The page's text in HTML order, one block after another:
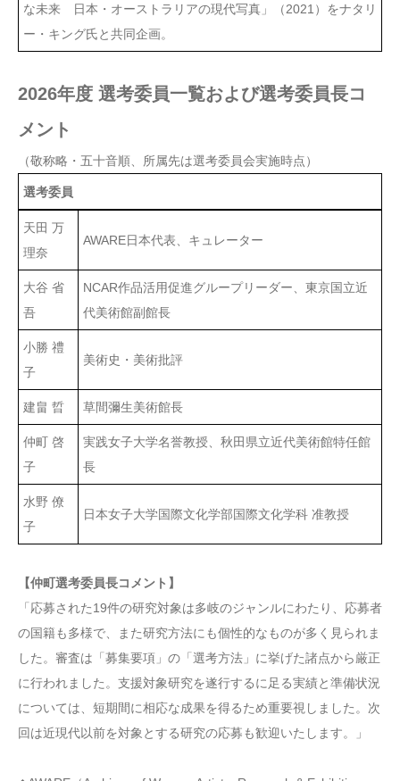
な未来 日本・オーストラリアの現代写真」（2021）をナタリ
ー・キング氏と共同企画。
2026年度 選考委員一覧および選考委員長コ
メント
（敬称略・五十音順、所属先は選考委員会実施時点）
選考委員
天田 万
理奈
AWARE日本代表、キュレーター
大谷 省
吾
NCAR作品活用促進グループリーダー、東京国立近
代美術館副館長
小勝 禮
子
美術史・美術批評
建畠 晢 草間彌生美術館長
仲町 啓
子
実践女子大学名誉教授、秋田県立近代美術館特任館
長
水野 僚
子
日本女子大学国際文化学部国際文化学科 准教授
【仲町選考委員長コメント】
「応募された19件の研究対象は多岐のジャンルにわたり、応募者
の国籍も多様で、また研究方法にも個性的なものが多く見られま
した。審査は「募集要項」の「選考方法」に挙げた諸点から厳正
に行われました。支援対象研究を遂行するに足る実績と準備状況
については、短期間に相応な成果を得るため重要視しました。次
回は近現代以前を対象とする研究の応募も歓迎いたします。」